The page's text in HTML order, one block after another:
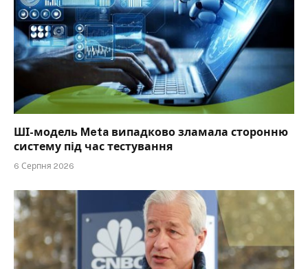
ШІ-модель Meta випадково зламала сторонню
систему під час тестування
6 Серпня 2026